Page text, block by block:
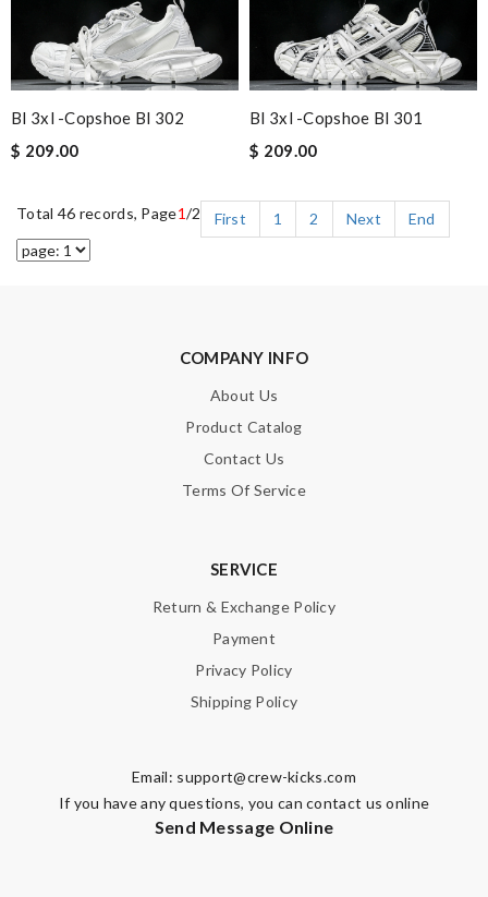
Bl 3xl -copshoe Bl 302
$ 209.00
Bl 3xl -copshoe Bl 301
$ 209.00
Total 46 records, Page1/2 First 1 2 Next End
COMPANY INFO
About Us
Product Catalog
Contact Us
Terms Of Service
SERVICE
Return & Exchange Policy
Payment
Privacy Policy
Shipping Policy
Email: support@crew-kicks.com
If you have any questions, you can contact us online
Send Message Online